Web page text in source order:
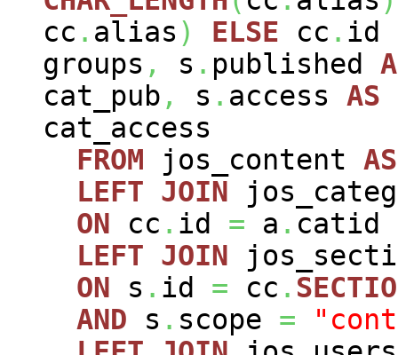
cc . alias ) ELSE cc . id
groups , s . published
cat_pub , s . access AS
cat_access
FROM jos_content AS
LEFT JOIN
ON cc . id = a . catid
LEFT JOIN
ON s . id = cc .
AND s . scope =